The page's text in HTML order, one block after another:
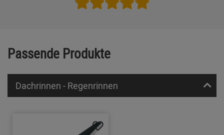
Passende Produkte
Dachrinnen - Regenrinnen